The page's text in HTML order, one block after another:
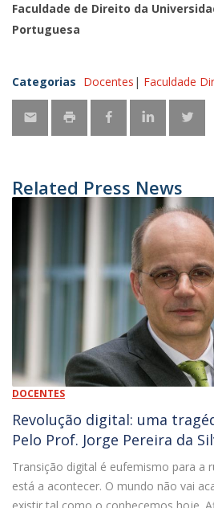
Faculdade de Direito da
Portuguesa
Categorias Docentes Faculdade
Related Press News
DOCENTES
Revolução digital: uma
Pelo Prof. Jorge Pereira da
Transição digital é eufemismo para a
está a acontecer. O mundo não vai